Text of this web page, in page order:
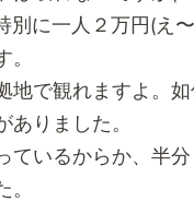
別に一人２万円(え
地で観れますよ。
ありました。
いるからか、 半